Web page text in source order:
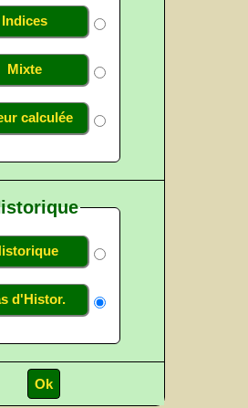
Indices
Mixte
calculée
d'Histor.